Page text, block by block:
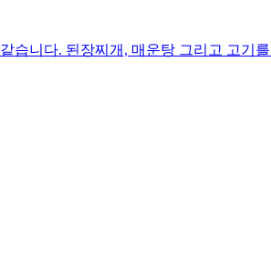
니다. 된장찌개, 매운탕 그리고 고기